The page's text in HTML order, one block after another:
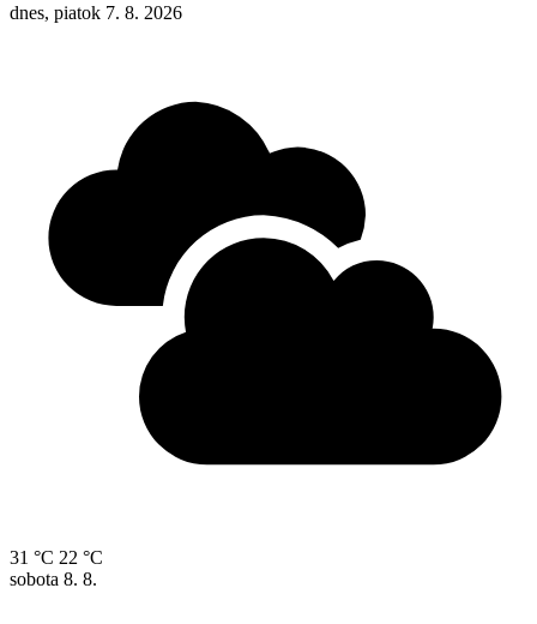
dnes, piatok 7. 8. 2026
31 °C 22 °C
sobota 8. 8.